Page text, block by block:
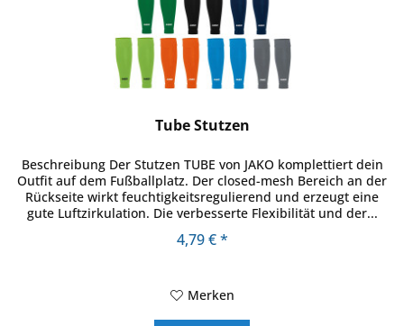
Tube Stutzen
Beschreibung Der Stutzen TUBE von JAKO komplettiert dein
Outfit auf dem Fußballplatz. Der closed-mesh Bereich an der
Rückseite wirkt feuchtigkeitsregulierend und erzeugt eine
gute Luftzirkulation. Die verbesserte Flexibilität und der...
4,79 € *
Merken